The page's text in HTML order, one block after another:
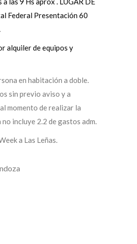
Federal Presentación 60
alquiler de equipos y
en habitación a doble.
sin previo aviso y a
momento de realizar la
incluye 2.2 de gastos adm.
a Las Leñas.